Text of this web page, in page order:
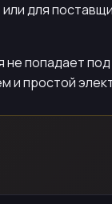
для
не попадает
и простой